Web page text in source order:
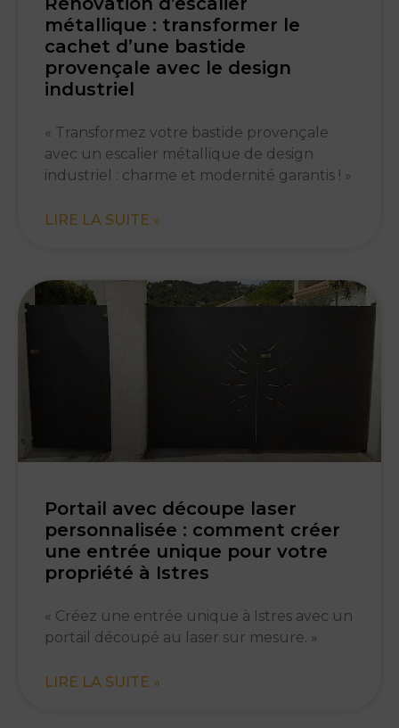
métallique : transformer le
cachet d’une bastide
provençale avec le design
industriel
« Transformez votre bastide provençale
avec un escalier métallique de design
industriel : charme et modernité garantis ! »
LIRE LA SUITE »
Portail avec découpe laser
personnalisée : comment créer
une entrée unique pour votre
propriété à Istres
« Créez une entrée unique à Istres avec un
portail découpé au laser sur mesure. »
LIRE LA SUITE »